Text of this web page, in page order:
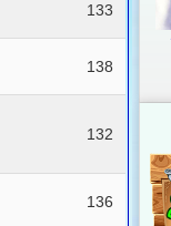
133
138
132
136